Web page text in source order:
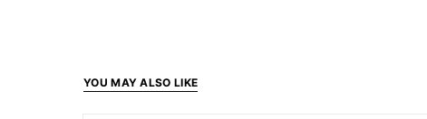
YOU MAY ALSO LIKE